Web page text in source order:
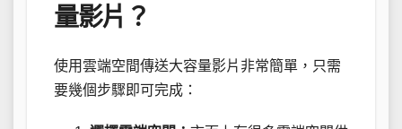
量影片？
使用雲端空間傳送大容量影片非常簡單，只需
要幾個步驟即可完成：